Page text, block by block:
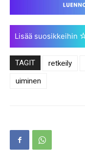
Lisää suosikkeihin
TAGIT retkeily
uiminen